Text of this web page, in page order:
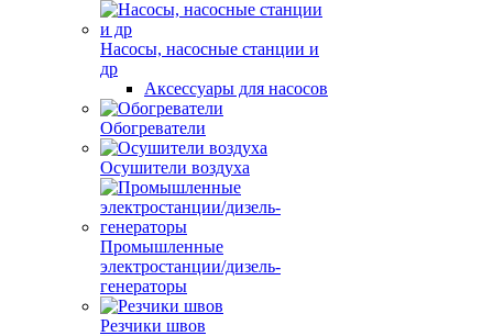
Насосы, насосные станции и
др
Аксессуары для насосов
Обогреватели
Осушители воздуха
Промышленные
электростанции/дизель-
генераторы
Резчики швов